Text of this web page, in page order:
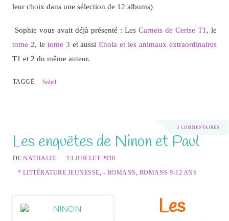
leur choix dans une sélection de 12 albums)
Sophie vous avait déjà présenté : LesCarnets de Cerise T1 , le
tome 2, le tome 3 et aussiEnola et les animaux extraordinaires
T1 et 2 du même auteur.
TAGGÉ Soleil
3 COMMENTAIRES
Les enquêtes de Ninon et Paul
DENATHALIE
13 JUILLET 2018
* LITTÉRATURE JEUNESSE, - ROMANS, ROMANS 9-12 ANS
Les